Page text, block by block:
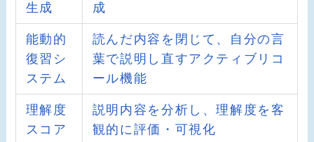
生成
成
能動的
復習シ
ステム
読んだ内容を閉じて、自分の言
葉で説明し直すアクティブリコ
ール機能
理解度
スコア
説明内容を分析し、理解度を客
観的に評価・可視化